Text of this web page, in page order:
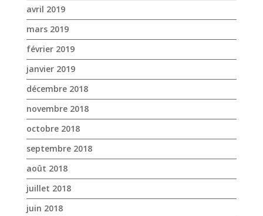
novembre 2018
octobre 2018
septembre 2018
août 2018
juillet 2018
juin 2018
mai 2018
avril 2018
mars 2018
février 2018
janvier 2018